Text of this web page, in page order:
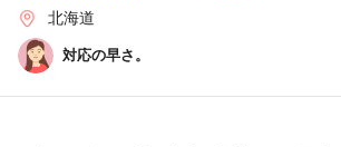
北海道
対応の早さ。